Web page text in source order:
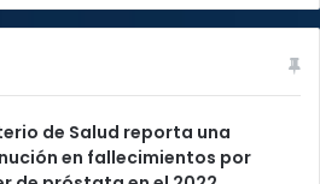
de Salud reporta una
en fallecimientos por